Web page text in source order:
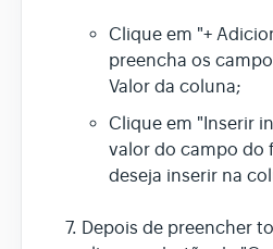
Clique em "+
preencha os
Valor da coluna;
Clique em "Inserir
valor do campo do
deseja inserir na
Depois de preencher